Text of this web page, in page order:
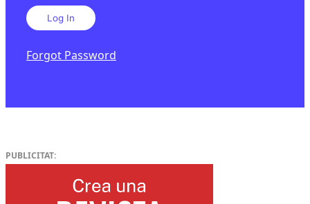
Forgot Password
PUBLICITAT: